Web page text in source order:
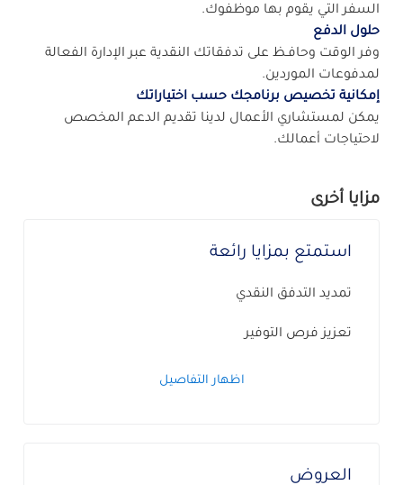
السفر التي يقوم بها موظفوك.
حلول الدفع
وفر الوقت وحافـظ على تدفقاتك النقدية عبر الإدارة الفعالة
لمدفوعات الموردين.
إمكانية تخصيص برنامجك حسب اختياراتك
يمكن لمستشاري الأعمال لدينا تقديم الدعم المخصص
لاحتياجات أعمالك.
مزايا أخرى
استمتع بمزايا رائعة
تمديد التدفق النقدي
تعزيز فرص التوفير
اظهار التفاصيل
العروض